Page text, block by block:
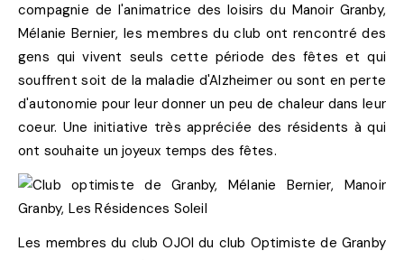
compagnie de l'animatrice des loisirs du Manoir Granby,
Mélanie Bernier, les membres du club ont rencontré des
gens qui vivent seuls cette période des fêtes et qui
souffrent soit de la maladie d'Alzheimer ou sont en perte
d'autonomie pour leur donner un peu de chaleur dans leur
coeur. Une initiative très appréciée des résidents à qui
ont souhaite un joyeux temps des fêtes.
Les membres du club OJOI du club Optimiste de Granby